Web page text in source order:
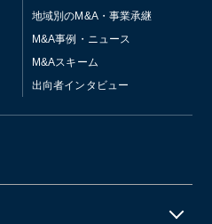
地域別のM&A・事業承継
M&A事例・ニュース
M&Aスキーム
出向者インタビュー